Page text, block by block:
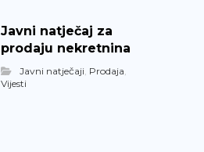
Javni natječaj za
prodaju nekretnina
Javni natječaji, Prodaja,
Vijesti